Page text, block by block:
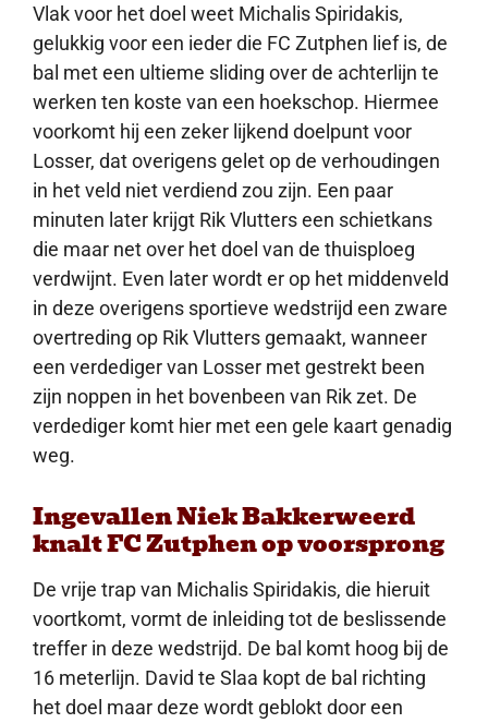
Vlak voor het doel weet Michalis Spiridakis,
gelukkig voor een ieder die FC Zutphen lief is, de
bal met een ultieme sliding over de achterlijn te
werken ten koste van een hoekschop. Hiermee
voorkomt hij een zeker lijkend doelpunt voor
Losser, dat overigens gelet op de verhoudingen
in het veld niet verdiend zou zijn. Een paar
minuten later krijgt Rik Vlutters een schietkans
die maar net over het doel van de thuisploeg
verdwijnt. Even later wordt er op het middenveld
in deze overigens sportieve wedstrijd een zware
overtreding op Rik Vlutters gemaakt, wanneer
een verdediger van Losser met gestrekt been
zijn noppen in het bovenbeen van Rik zet. De
verdediger komt hier met een gele kaart genadig
weg.
Ingevallen Niek Bakkerweerd
knalt FC Zutphen op voorsprong
De vrije trap van Michalis Spiridakis, die hieruit
voortkomt, vormt de inleiding tot de beslissende
treffer in deze wedstrijd. De bal komt hoog bij de
16 meterlijn. David te Slaa kopt de bal richting
het doel maar deze wordt geblokt door een